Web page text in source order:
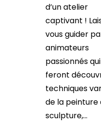
d’un atelier
captivant !
vous guider
animateurs
passionnés
feront
techniques
de la peinture
sculpture,...